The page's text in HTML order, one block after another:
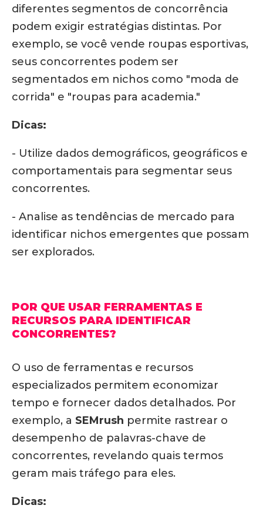
diferentes segmentos de concorrência
podem exigir estratégias distintas. Por
exemplo, se você vende roupas esportivas,
seus concorrentes podem ser
segmentados em nichos como "moda de
corrida" e "roupas para academia."
Dicas:
- Utilize dados demográficos, geográficos e
comportamentais para segmentar seus
concorrentes.
- Analise as tendências de mercado para
identificar nichos emergentes que possam
ser explorados.
POR QUE USAR FERRAMENTAS E
RECURSOS PARA IDENTIFICAR
CONCORRENTES?
O uso de ferramentas e recursos
especializados permitem economizar
tempo e fornecer dados detalhados. Por
exemplo, a SEMrush permite rastrear o
desempenho de palavras-chave de
concorrentes, revelando quais termos
geram mais tráfego para eles.
Dicas: